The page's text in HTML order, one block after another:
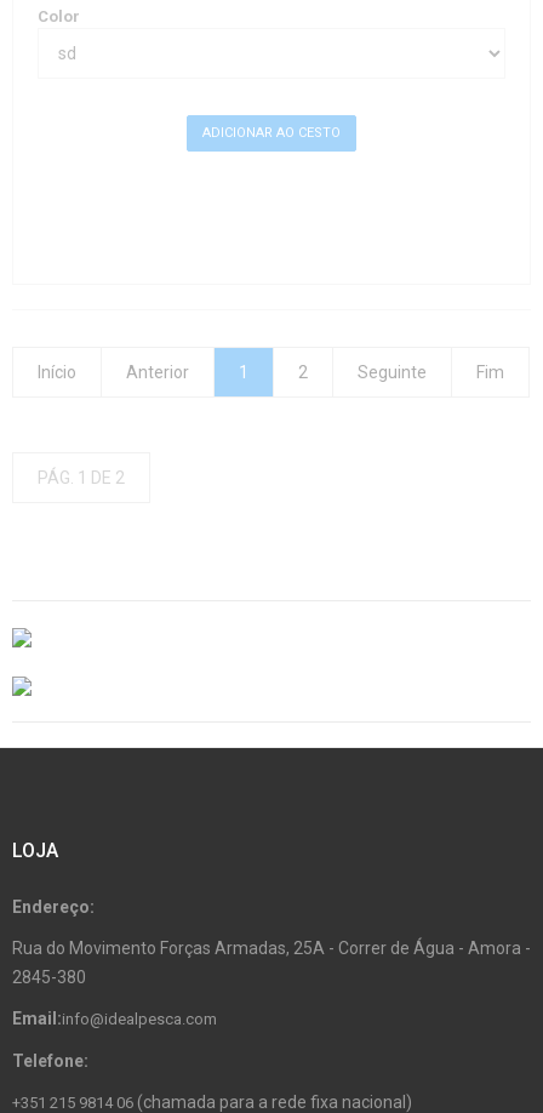
Color
Início Anterior 1 2 Seguinte Fim
PÁG. 1 DE 2
LOJA
Endereço:
Rua do Movimento Forças Armadas, 25A - Correr de Água - Amora -
2845-380
Email:info@idealpesca.com
Telefone:
+351 215 9814 06 (chamada para a rede fixa nacional)